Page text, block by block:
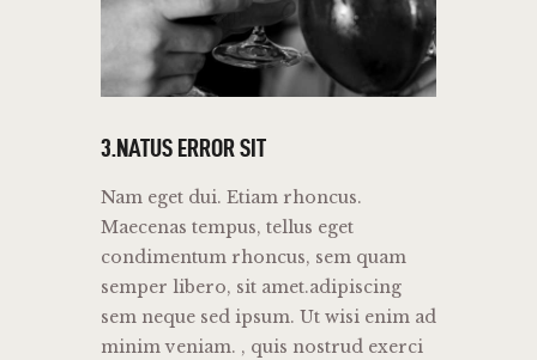
3.NATUS ERROR SIT
Nam eget dui. Etiam rhoncus.
Maecenas tempus, tellus eget
condimentum rhoncus, sem quam
semper libero, sit amet.adipiscing
sem neque sed ipsum. Ut wisi enim ad
minim veniam. , quis nostrud exerci